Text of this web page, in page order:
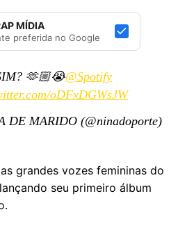
MÍDIA
preferida no Google
🫶🏼😭@Spotify
oDFxDGWsJW
DE MARIDO (@ninadoporte)
grandes vozes femininas do
seu primeiro álbum